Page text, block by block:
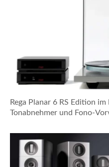
Rega Planar 6 RS Edition
Tonabnehmer und Fono-